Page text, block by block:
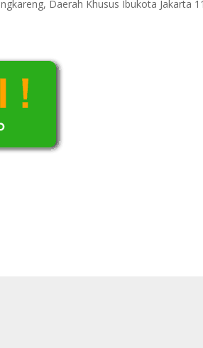
Daerah Khusus Ibukota Jakarta